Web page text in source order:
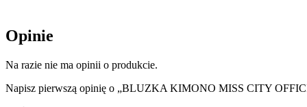
Opinie
Na razie nie ma opinii o produkcie.
Napisz pierwszą opinię o „BLUZKA KIMONO MISS CITY